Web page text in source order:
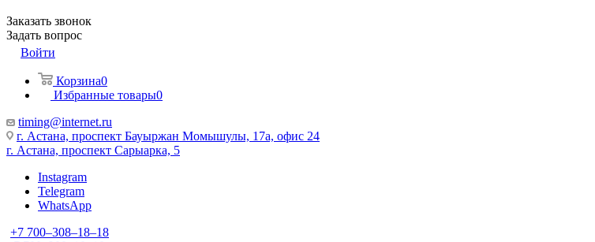
Заказать звонок
Задать вопрос
Войти
Корзина0
Избранные товары0
timing@internet.ru
г. Астана, проспект Бауыржан Момышулы, 17а, офис 24
г. Астана, проспект Сарыарка, 5
Instagram
Telegram
WhatsApp
+7 700‒308‒18‒18